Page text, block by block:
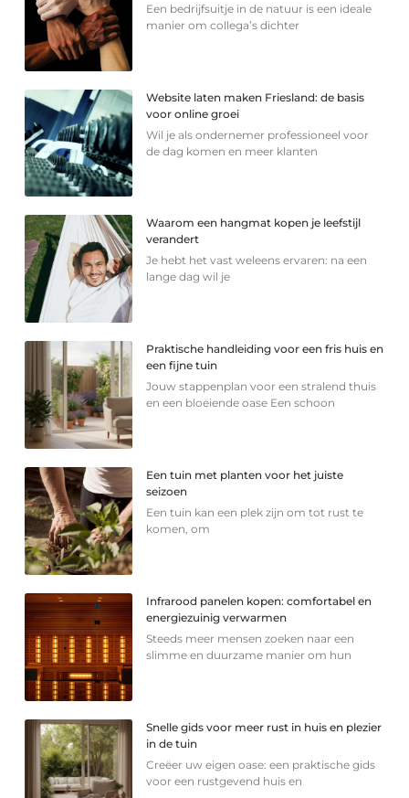
Een bedrijfsuitje in de natuur is een ideale
manier om collega’s dichter
Website laten maken Friesland: de basis
voor online groei
Wil je als ondernemer professioneel voor
de dag komen en meer klanten
Waarom een hangmat kopen je leefstijl
verandert
Je hebt het vast weleens ervaren: na een
lange dag wil je
Praktische handleiding voor een fris huis en
een fijne tuin
Jouw stappenplan voor een stralend thuis
en een bloeiende oase Een schoon
Een tuin met planten voor het juiste
seizoen
Een tuin kan een plek zijn om tot rust te
komen, om
Infrarood panelen kopen: comfortabel en
energiezuinig verwarmen
Steeds meer mensen zoeken naar een
slimme en duurzame manier om hun
Snelle gids voor meer rust in huis en plezier
in de tuin
Creëer uw eigen oase: een praktische gids
voor een rustgevend huis en